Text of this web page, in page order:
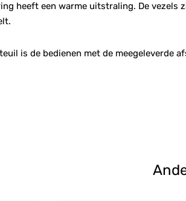
heeft een warme uitstraling. De
is de bedienen met de meegeleverde